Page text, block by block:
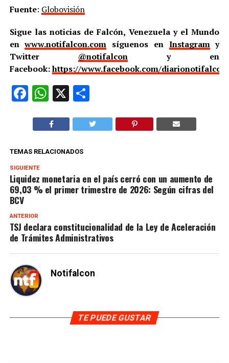
Fuente: Globovisión
Sigue las noticias de Falcón, Venezuela y el Mundo
enwww.notifalcon.com síguenos en Instagramy
Twitter @notifalcony en
Facebook:https://www.facebook.com/
Facebook
WhatsApp
X Compartir
TEMAS RELACIONADOS
SIGUIENTE
Liquidez monetaria en el país cerró con un aumento de
69,03 % el primer trimestre de 2026: Según cifras del
BCV
ANTERIOR
TSJ declara constitucionalidad de la Ley de Aceleración
de Trámites Administrativos
Notifalcon
TE PUEDE GUSTAR